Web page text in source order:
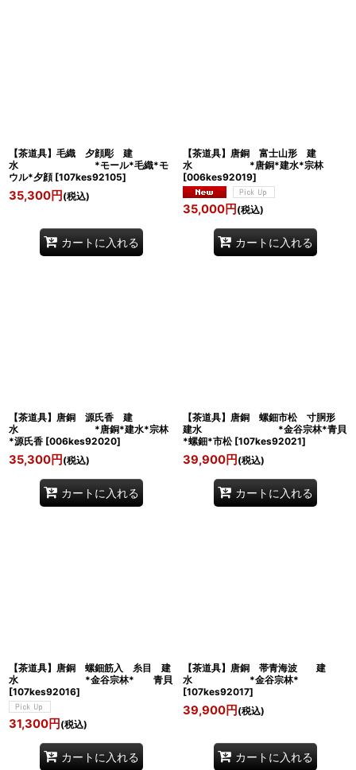
【茶道具】毛織 夕顔彫 建
水 *モール*毛織*モ
ウル*夕顔 [107kes92105]
35,300円 (税込)
カートに入れる
【茶道具】唐銅 富士山形 建
水 *唐銅*建水*宗林
[006kes92019]
35,000円 (税込)
カートに入れる
【茶道具】唐銅 源氏香 建
水 *唐銅*建水*宗林
*源氏香 [006kes92020]
35,300円 (税込)
カートに入れる
【茶道具】唐銅 螺鈿市松 寸胴形
建水 *金谷宗林*青貝
*螺鈿*市松 [107kes92021]
39,900円 (税込)
カートに入れる
【茶道具】唐銅 螺鈿筋入 糸目 建
水 *金谷宗林* 青貝
[107kes92016]
31,300円 (税込)
カートに入れる
【茶道具】唐銅 帯青海波 建
水 *金谷宗林*
[107kes92017]
39,900円 (税込)
カートに入れる